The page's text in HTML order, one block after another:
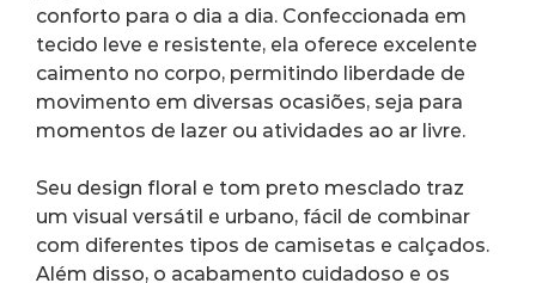
conforto para o dia a dia. Confeccionada em
tecido leve e resistente, ela oferece excelente
caimento no corpo, permitindo liberdade de
movimento em diversas ocasiões, seja para
momentos de lazer ou atividades ao ar livre.
Seu design floral e tom preto mesclado traz
um visual versátil e urbano, fácil de combinar
com diferentes tipos de camisetas e calçados.
Além disso, o acabamento cuidadoso e os